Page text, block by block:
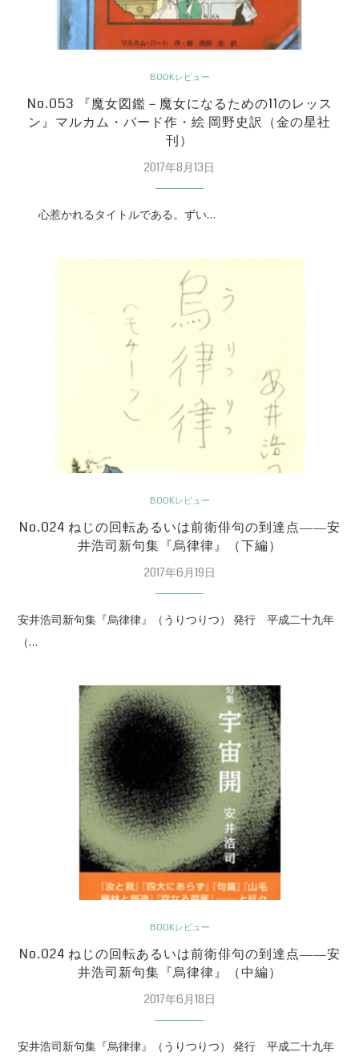
BOOKレビュー
No.053 『魔女図鑑－魔女になるための11のレッス
ン』マルカム・バード作・絵 岡野史訳（金の星社
刊）
2017年8月13日
心惹かれるタイトルである。ずい…
BOOKレビュー
No.024 ねじの回転あるいは前衛俳句の到達点――安
井浩司新句集『烏律律』（下編）
2017年6月19日
安井浩司新句集『烏律律』（うりつりつ） 発行 平成二十九年
（…
BOOKレビュー
No.024 ねじの回転あるいは前衛俳句の到達点――安
井浩司新句集『烏律律』（中編）
2017年6月18日
安井浩司新句集『烏律律』（うりつりつ） 発行 平成二十九年